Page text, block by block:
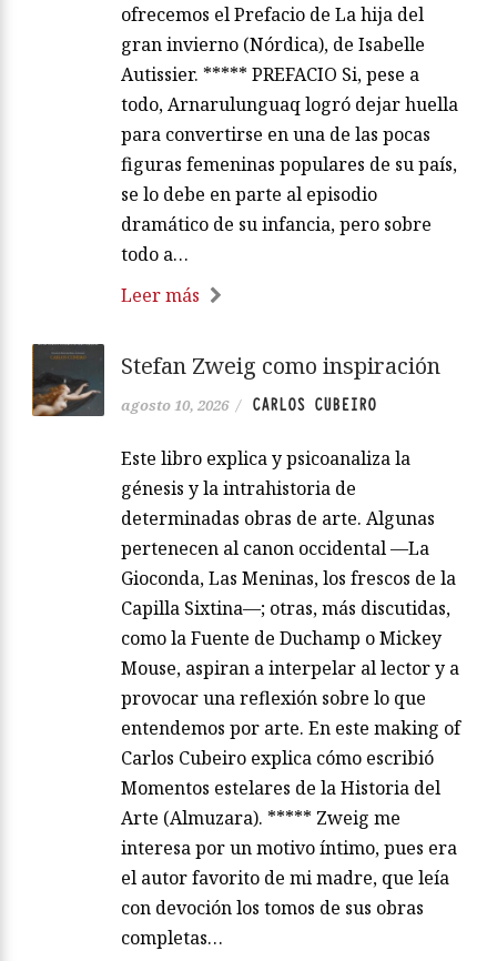
ofrecemos el Prefacio de La hija del
gran invierno (Nórdica), de Isabelle
Autissier. ***** PREFACIO Si, pese a
todo, Arnarulunguaq logró dejar huella
para convertirse en una de las pocas
figuras femeninas populares de su país,
se lo debe en parte al episodio
dramático de su infancia, pero sobre
todo a…
Leer más
Stefan Zweig como inspiración
agosto 10, 2026 / CARLOS CUBEIRO
Este libro explica y psicoanaliza la
génesis y la intrahistoria de
determinadas obras de arte. Algunas
pertenecen al canon occidental —La
Gioconda, Las Meninas, los frescos de la
Capilla Sixtina—; otras, más discutidas,
como la Fuente de Duchamp o Mickey
Mouse, aspiran a interpelar al lector y a
provocar una reflexión sobre lo que
entendemos por arte. En este making of
Carlos Cubeiro explica cómo escribió
Momentos estelares de la Historia del
Arte (Almuzara). ***** Zweig me
interesa por un motivo íntimo, pues era
el autor favorito de mi madre, que leía
con devoción los tomos de sus obras
completas…